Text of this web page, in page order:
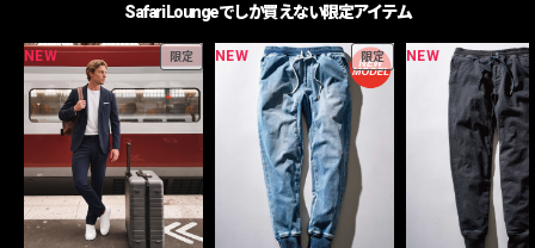
Safari Loungeでしか買えない限定アイテム
NEW 限定 NEW 限定 NEW